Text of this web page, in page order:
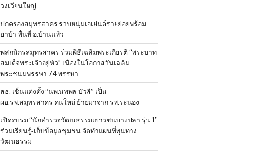
วงเวียนใหญ่
ปกครองสมุทรสาคร รวบหนุ่มเอเย่นต์รายย่อยพร้อม
ยาบ้า พื้นที่ อ.บ้านแพ้ว
พสกนิกรสมุทรสาคร ร่วมพิธีเฉลิมพระเกียรติ “พระบาท
สมเด็จพระเจ้าอยู่หัว” เนื่องในโอกาสวันเฉลิม
พระชนมพรรษา 74 พรรษา
สธ. เซ็นแต่งตั้ง “นพ.นพพล บัวสี” เป็น
ผอ.รพ.สมุทรสาคร คนใหม่ ย้ายมาจาก รพ.ระนอง
เปิดอบรม “นักสำรวจวัฒนธรรมเยาวชนบางปลา รุ่น 1”
ร่วมเรียนรู้-เก็บข้อมูลชุมชน จัดทำแผนที่ทุนทาง
วัฒนธรรม